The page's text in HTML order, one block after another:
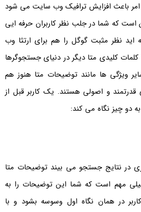
باعث افزایش ترافیک وب سایت می شود
است که شما در جلب نظر کاربران حرفه ایی
اید نظر مثبت گوگل را هم برای ارتثا وب
کلیدی متا دیگر در دنیای جستجوگرها
ویژگی­ ها مانند توضیحات متا هنوز هم
قدرتمند و اصولی هستند. یک کاربر ​​قبل از
دو چیز نگاه می کند:
در نتایج جستجو می بیند توضیحات متا
مهم است که شما این توضیحات را به
در همان نگاه اول وسوسه بشود و با